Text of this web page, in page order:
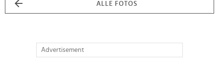
ALLE FOTOS
Advertisement